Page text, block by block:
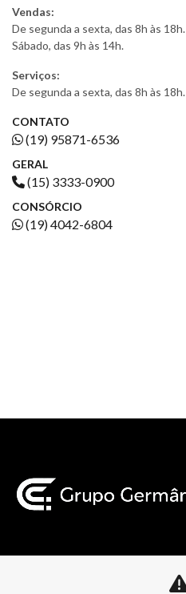
Vendas:
De segunda a sexta, das 8h às 18h.
Sábado, das 9h às 14h.
Serviços:
De segunda a sexta, das 8h às 18h.
CONTATO
(19) 95871-6536
GERAL
(15) 3333-0900
CONSÓRCIO
(19) 4042-6804